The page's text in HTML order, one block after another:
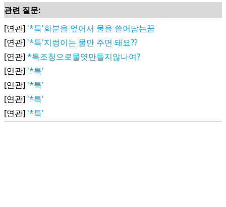
관련 질문:
[연관] '*특'화분을 엎어서 물을 쓸어담는꿈
[연관] '*특'지렁이는 물만 주면 돼요??
[연관] *특조청으로물엿만들지않나여?
[연관] '*특'
[연관] '*특'
[연관] '*특'
[연관] '*특'